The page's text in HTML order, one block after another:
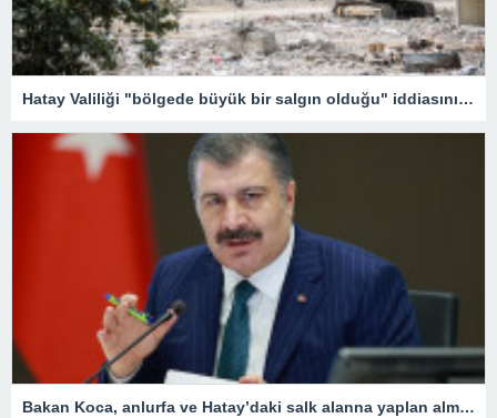
Hatay Valiliği "bölgede büyük bir salgın olduğu" iddiasını yalanladı
Bakan Koca, anlurfa ve Hatay’daki salk alanna yaplan almalar aklad